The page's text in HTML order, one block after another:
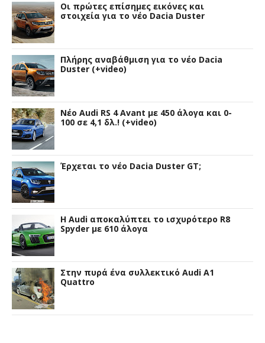
Οι πρώτες επίσημες εικόνες και
στοιχεία για το νέο Dacia Duster
Πλήρης αναβάθμιση για το νέο Dacia
Duster (+video)
Νέο Audi RS 4 Avant με 450 άλογα και 0-
100 σε 4,1 δλ.! (+video)
Έρχεται το νέο Dacia Duster GT;
Η Audi αποκαλύπτει το ισχυρότερο R8
Spyder με 610 άλογα
Στην πυρά ένα συλλεκτικό Audi A1
Quattro